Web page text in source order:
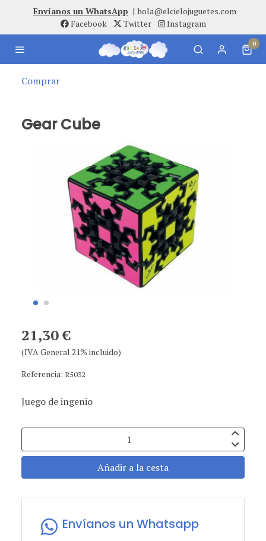
Envíanos un WhatsApp | hola@elcielojuguetes.com
Facebook
Twitter Instagram
0
Comprar
Gear Cube
21,30 €
(IVA General 21% incluido)
Referencia: R5032
Juego de ingenio
Añadir a la cesta
Envíanos un Whatsapp